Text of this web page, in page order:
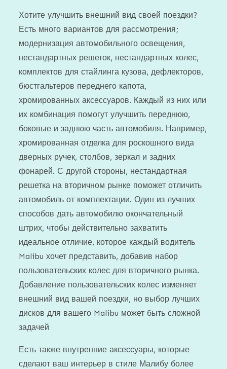
Хотите улучшить внешний вид своей поездки?
Есть много вариантов для рассмотрения;
модернизация автомобильного освещения,
нестандартных решеток, нестандартных колес,
комплектов для стайлинга кузова, дефлекторов,
бюстгальтеров переднего капота,
хромированных аксессуаров. Каждый из них или
их комбинация помогут улучшить переднюю,
боковые и заднюю часть автомобиля. Например,
хромированная отделка для роскошного вида
дверных ручек, столбов, зеркал и задних
фонарей. С другой стороны, нестандартная
решетка на вторичном рынке поможет отличить
автомобиль от комплектации. Один из лучших
способов дать автомобилю окончательный
штрих, чтобы действительно захватить
идеальное отличие, которое каждый водитель
Malibu хочет представить, добавив набор
пользовательских колес для вторичного рынка.
Добавление пользовательских колес изменяет
внешний вид вашей поездки, но выбор лучших
дисков для вашего Malibu может быть сложной
задачей
Есть также внутренние аксессуары, которые
сделают ваш интерьер в стиле Малибу более